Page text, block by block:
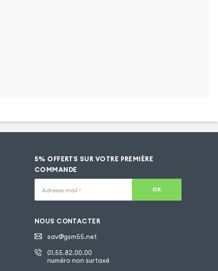
5% OFFERTS SUR VOTRE PREMIÈRE
COMMANDE
Adresse mail * OK
NOUS CONTACTER
sav@gsm55.net
01.55.82.00.00
numéro non surtaxé